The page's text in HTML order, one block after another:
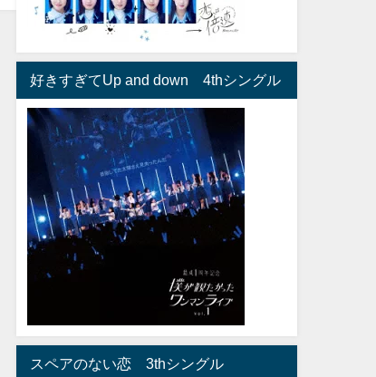
好きすぎてUp and down 4thシングル
スペアのない恋 3thシングル